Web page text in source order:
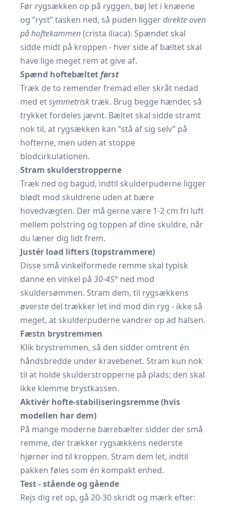
Før rygsækken op på ryggen, bøj let i knæene
og ”ryst” tasken ned, så puden liggerdirekte oven
på hoftekammen(crista iliaca). Spændet skal
sidde midt på kroppen - hver side af bæltet skal
have lige meget rem at give af.
Spænd hoftebæltetførst
Træk de to remender fremad eller skråt nedad
med etsymmetrisktræk. Brug begge hænder, så
trykket fordeles jævnt. Bæltet skal sidde stramt
nok til, at rygsækken kan ”stå af sig selv” på
hofterne, men uden at stoppe
blodcirkulationen.
Stram skulderstropperne
Træk ned og bagud, indtil skulderpuderne ligger
blødt mod skuldrene uden at bære
hovedvægten. Der må gerne være 1-2 cm fri luft
mellem polstring og toppen af dine skuldre, når
du læner dig lidt frem.
Justér load lifters (topstrammere)
Disse små vinkelformede remme skal typisk
danne en vinkel på 30-45° ned mod
skuldersømmen. Stram dem, til rygsækkens
øverste del trækker let ind mod din ryg - ikke så
meget, at skulderpuderne vandrer op ad halsen.
Fæstn brystremmen
Klik brystremmen, så den sidder omtrent én
håndsbredde under kravebenet. Stram kun nok
til at holde skulderstropperne på plads; den skal
ikke klemme brystkassen.
Aktivér hofte-stabiliseringsremme (hvis
modellen har dem)
På mange moderne bærebælter sidder der små
remme, der trækker rygsækkens nederste
hjørner ind til kroppen. Stram dem let, indtil
pakken føles som én kompakt enhed.
Test - stående og gående
Rejs dig ret op, gå 20-30 skridt og mærk efter: